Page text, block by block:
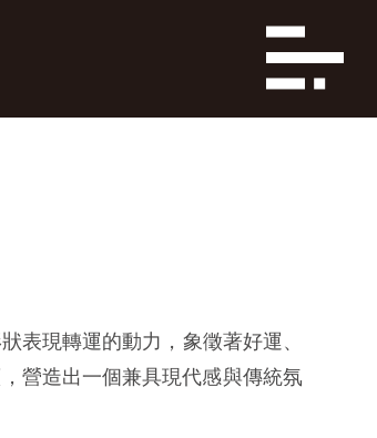
表現轉運的動力，象徵著好運、
營造出一個兼具現代感與傳統氛